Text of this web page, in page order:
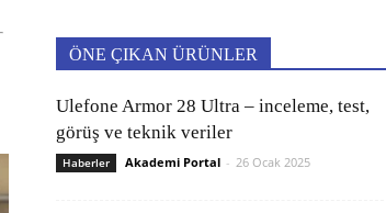
ÖNE ÇIKAN ÜRÜNLER
Ulefone Armor 28 Ultra – inceleme, test,
görüş ve teknik veriler
Haberler Akademi Portal - 26 Ocak 2025